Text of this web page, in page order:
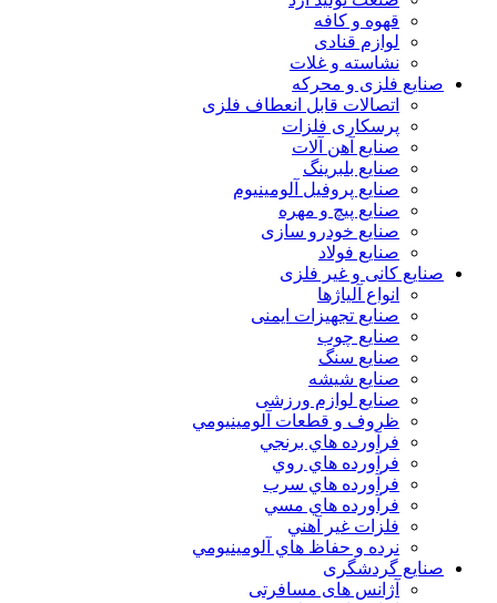
قهوه و کافه
لوازم قنادی
نشاسته و غلات
صنایع فلزی و محرکه
اتصالات قابل انعطاف فلزی
پرسکاری فلزات
صنایع آهن آلات
صنایع بلبرینگ
صنایع پروفیل آلومینیوم
صنایع پیچ و مهره
صنایع خودرو سازی
صنایع فولاد
صنایع کانی و غیر فلزی
انواع آلياژها
صنایع تجهیزات ایمنی
صنایع چوب
صنایع سنگ
صنایع شیشه
صنایع لوازم ورزشی
ظروف و قطعات آلومينيومي
فرآورده هاي برنجي
فرآورده هاي روي
فرآورده هاي سرب
فرآورده هاي مسي
فلزات غير آهني
نرده و حفاظ هاي آلومينيومي
صنایع گردشگری
آژانس های مسافرتی